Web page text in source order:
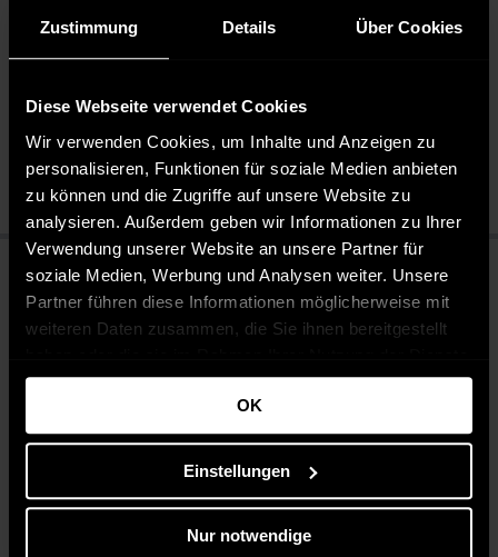
Zustimmung Details Über Cookies
Diese Webseite verwendet Cookies
Wir verwenden Cookies, um Inhalte und Anzeigen zu
personalisieren, Funktionen für soziale Medien anbieten
zu können und die Zugriffe auf unsere Website zu
analysieren. Außerdem geben wir Informationen zu Ihrer
Verwendung unserer Website an unsere Partner für
soziale Medien, Werbung und Analysen weiter. Unsere
Partner führen diese Informationen möglicherweise mit
weiteren Daten zusammen, die Sie ihnen bereitgestellt
gesammelt haben.
OK
Einstellungen
Nur notwendige
Pflegehinweise
Bleichen nicht erlaubt
Nicht chemisch reinigen
Bügeln mit geringer Temperatur